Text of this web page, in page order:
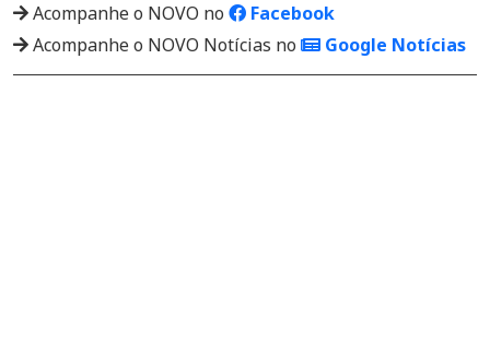
Acompanhe o NOVO no
Facebook
Acompanhe o NOVO Notícias no
Google Notícias